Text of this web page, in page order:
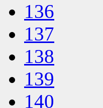
136
137
138
139
140